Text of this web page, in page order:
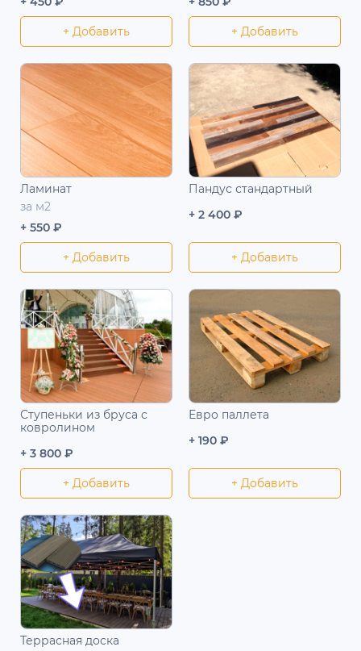
+ Добавить + Добавить
Ламинат
за м2
+ 550 ₽
+ Добавить
Пандус стандартный
+ 2 400 ₽
+ Добавить
Ступеньки из бруса с
ковролином
+ 3 800 ₽
+ Добавить
Евро паллета
+ 190 ₽
+ Добавить
Террасная доска